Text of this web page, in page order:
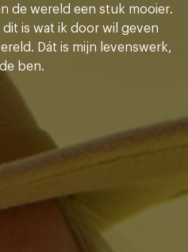
de wereld een stuk mooier.
dit is wat ik door wil geven
Dát is mijn levenswerk,
ben.